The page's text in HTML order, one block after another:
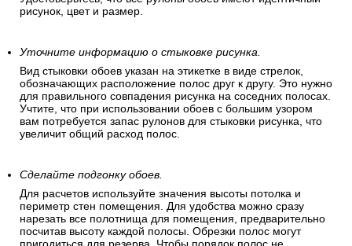
рисунок, цвет и размер.
Уточните информацию о стыковке рисунка.
Вид стыковки обоев указан на этикетке в виде стрелок,
обозначающих расположение полос друг к другу. Это нужно
для правильного совпадения рисунка на соседних полосах.
Учтите, что при использовании обоев с большим узором
вам потребуется запас рулонов для стыковки рисунка, что
увеличит общий расход полос.
Сделайте подгонку обоев.
Для расчетов используйте значения высоты потолка и
периметр стен помещения. Для удобства можно сразу
нарезать все полотнища для помещения, предварительно
посчитав высоту каждой полосы. Обрезки полос могут